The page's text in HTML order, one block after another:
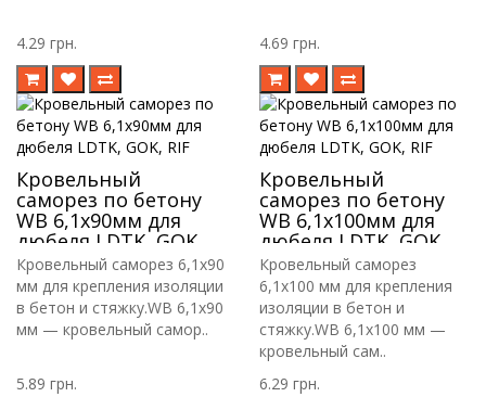
4.29 грн. 4.69 грн.
Кровельный
саморез по бетону
WB 6,1х90мм для
дюбеля LDTK, GOK,
RIF
Кровельный саморез 6,1х90
мм для крепления изоляции
в бетон и стяжку.WB 6,1х90
мм — кровельный самор..
5.89 грн.
Кровельный
саморез по бетону
WB 6,1х100мм для
дюбеля LDTK, GOK,
RIF
Кровельный саморез
6,1х100 мм для крепления
изоляции в бетон и
стяжку.WB 6,1х100 мм —
кровельный сам..
6.29 грн.